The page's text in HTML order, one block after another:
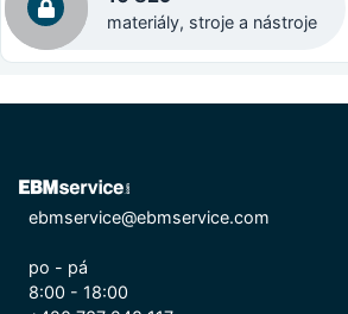
materiály, stroje a nástroje
ebmservice@ebmservice.com
po - pá
8:00 - 18:00